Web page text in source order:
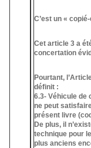
C’est un «
Cet article 3 a
concertation
Pourtant,
définit :
6.3- Véhicule de
ne peut
présent livre
De plus, il
technique pour
plus anciens